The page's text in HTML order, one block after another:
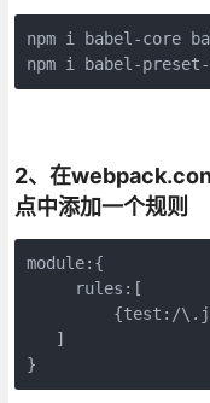
npm i babel-core
npm i babel-
2、在
点中添加一个规则
module:{
     rules:[
{test:/
   ]
}